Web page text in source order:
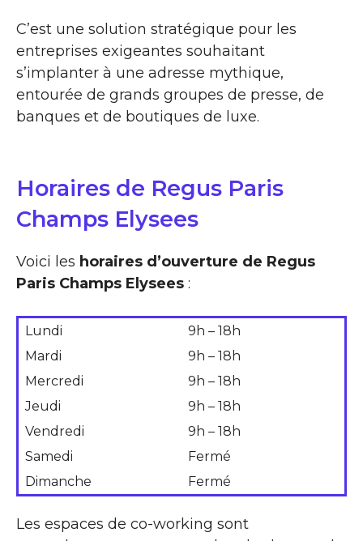
C’est une solution stratégique pour les
entreprises exigeantes souhaitant
s’implanter à une adresse mythique,
entourée de grands groupes de presse, de
banques et de boutiques de luxe.
Horaires de Regus Paris
Champs Elysees
Voici les horaires d’ouverture de Regus
Paris Champs Elysees :
Lundi
9h – 18h
Mardi
9h – 18h
Mercredi
9h – 18h
Jeudi
9h – 18h
Vendredi
9h – 18h
Samedi
Fermé
Dimanche
Fermé
Les espaces de co-working sont